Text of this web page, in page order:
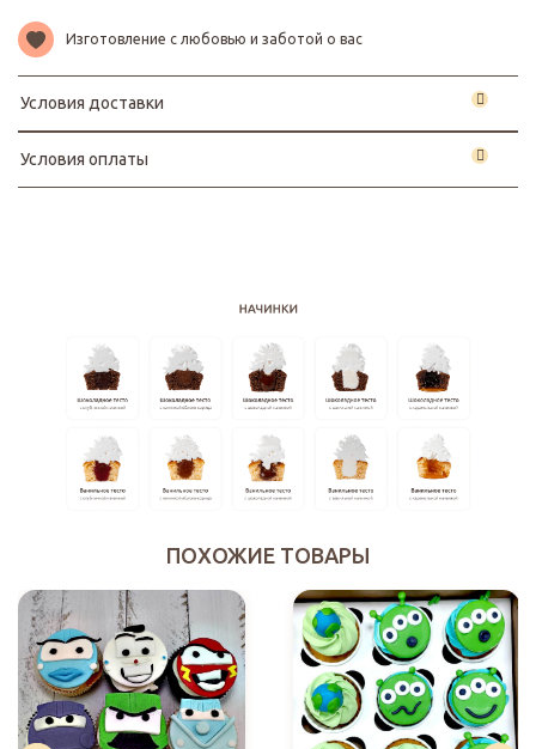
Изготовление с любовью и заботой о вас
Условия доставки
Условия оплаты
ПОХОЖИЕ ТОВАРЫ